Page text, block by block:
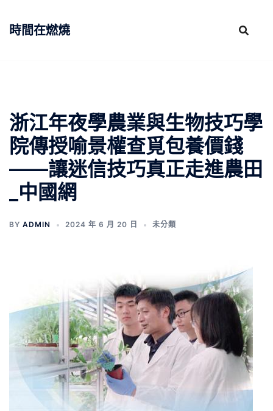
時間在燃燒
浙江年夜學農業與生物技巧學
院傳授喻景權查覓包養價錢
——讓迷信技巧真正走進農田
_中國網
BY ADMIN 2024 年 6 月 20 日 未分類